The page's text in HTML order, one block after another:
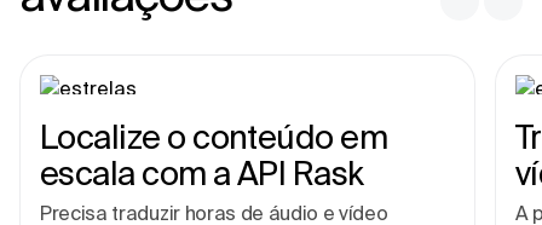
Localize o conteúdo em
escala com a API Rask
Precisa traduzir horas de áudio e vídeo
A